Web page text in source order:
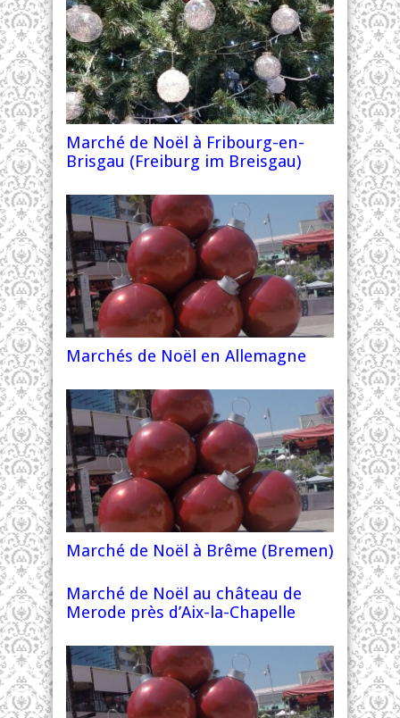
Marché de Noël à Fribourg-en-
Brisgau (Freiburg im Breisgau)
Marchés de Noël en Allemagne
Marché de Noël à Brême (Bremen)
Marché de Noël au château de
Merode près d’Aix-la-Chapelle